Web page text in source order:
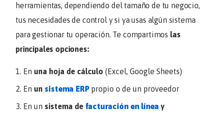
herramientas, dependiendo del tamaño de tu negocio,
tus necesidades de control y si ya usas algún sistema
para gestionar tu operación. Te compartimos las
principales opciones:
En una hoja de cálculo (Excel, Google Sheets)
En un sistema ERP propio o de un proveedor
En un sistema de facturación en línea y